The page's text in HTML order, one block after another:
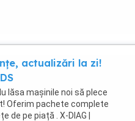
actualizări la zi!
lăsa mașinile noi să plece
Oferim pachete complete
pe piață . X-DIAG |